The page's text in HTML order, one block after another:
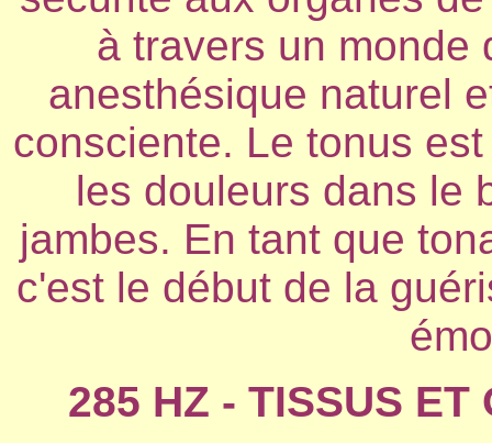
à travers un monde
anesthésique naturel
consciente. Le tonus
les douleurs dans le
jambes. En tant que
c'est le début de la
285 HZ - TISSUS ET